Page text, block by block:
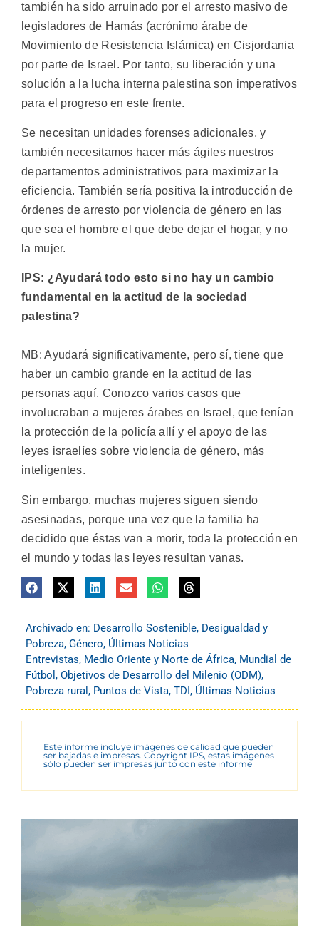
también ha sido arruinado por el arresto masivo de
legisladores de Hamás (acrónimo árabe de
Movimiento de Resistencia Islámica) en Cisjordania
por parte de Israel. Por tanto, su liberación y una
solución a la lucha interna palestina son imperativos
para el progreso en este frente.
Se necesitan unidades forenses adicionales, y
también necesitamos hacer más ágiles nuestros
departamentos administrativos para maximizar la
eficiencia. También sería positiva la introducción de
órdenes de arresto por violencia de género en las
que sea el hombre el que debe dejar el hogar, y no
la mujer.
IPS: ¿Ayudará todo esto si no hay un cambio
fundamental en la actitud de la sociedad
palestina?
MB: Ayudará significativamente, pero sí, tiene que
haber un cambio grande en la actitud de las
personas aquí. Conozco varios casos que
involucraban a mujeres árabes en Israel, que tenían
la protección de la policía allí y el apoyo de las
leyes israelíes sobre violencia de género, más
inteligentes.
Sin embargo, muchas mujeres siguen siendo
asesinadas, porque una vez que la familia ha
decidido que éstas van a morir, toda la protección en
el mundo y todas las leyes resultan vanas.
Archivado en: Desarrollo Sostenible, Desigualdad y
Pobreza, Género, Últimas Noticias
Entrevistas, Medio Oriente y Norte de África, Mundial de
Fútbol , Objetivos de Desarrollo del Milenio (ODM),
Pobreza rural , Puntos de Vista, TDI, Últimas Noticias
Este informe incluye imágenes de calidad que pueden
ser bajadas e impresas. Copyright IPS, estas imágenes
sólo pueden ser impresas junto con este informe